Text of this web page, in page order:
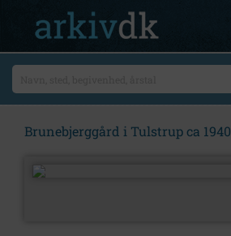
Brunebjerggård i Tulstrup ca 1940